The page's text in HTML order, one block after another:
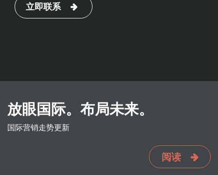
立即联系
放眼国际。布局未来。
国际营销走势更新
阅读